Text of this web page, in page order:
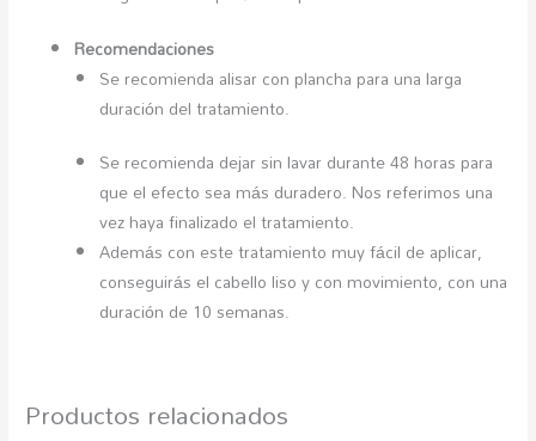
Recomendaciones
Se recomienda alisar con plancha para una larga
duración del tratamiento.
Se recomienda dejar sin lavar durante 48 horas para
que el efecto sea más duradero. Nos referimos una
vez haya finalizado el tratamiento.
Además con este tratamiento muy fácil de aplicar,
conseguirás el cabello liso y con movimiento, con una
duración de 10 semanas.
Productos relacionados